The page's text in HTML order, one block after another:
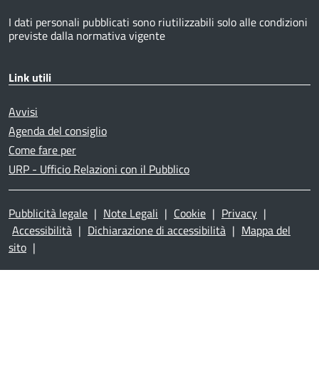
I dati personali pubblicati sono riutilizzabili solo alle condizioni
previste dalla normativa vigente
Link utili
Avvisi
Agenda del consiglio
Come fare per
URP - Ufficio Relazioni con il Pubblico
Pubblicità legale | Note Legali | Cookie | Privacy |
Accessibilità | Dichiarazione di accessibilità | Mappa del
sito |